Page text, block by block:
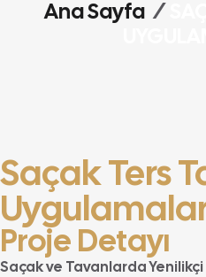
Ana Sayfa/
Saçak Ters
Proje Detayı
Saçak ve Tavanlarda